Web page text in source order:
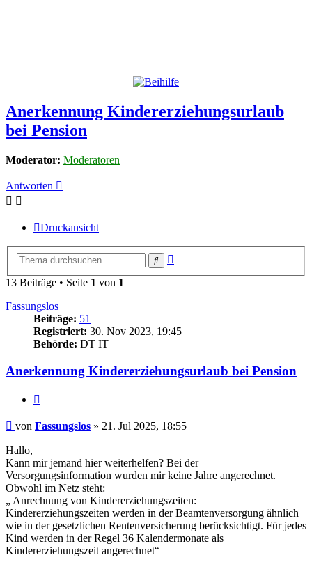
Anerkennung Kindererziehungsurlaub
bei Pension
Moderator: Moderatoren
Antworten
Druckansicht
Suche
13 Beiträge • Seite 1 von 1
Fassungslos
Beiträge: 51
Registriert: 30. Nov 2023, 19:45
Behörde: DT IT
Anerkennung Kindererziehungsurlaub bei Pension
Beitrag
von Fassungslos » 21. Jul 2025, 18:55
Hallo,
Kann mir jemand hier weiterhelfen? Bei der
Versorgungsinformation wurden mir keine Jahre angerechnet.
Obwohl im Netz steht:
„ Anrechnung von Kindererziehungszeiten:
Kindererziehungszeiten werden in der Beamtenversorgung ähnlich
wie in der gesetzlichen Rentenversicherung berücksichtigt. Für jedes
Kind werden in der Regel 36 Kalendermonate als
Kindererziehungszeit angerechnet“